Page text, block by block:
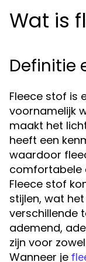
Wat is
Definitie
Fleece stof is
voornamelijk
maakt het
heeft een
waardoor
comfortabele
Fleece stof
stijlen, wat
verschillende
ademend,
zijn voor
Wanneer je